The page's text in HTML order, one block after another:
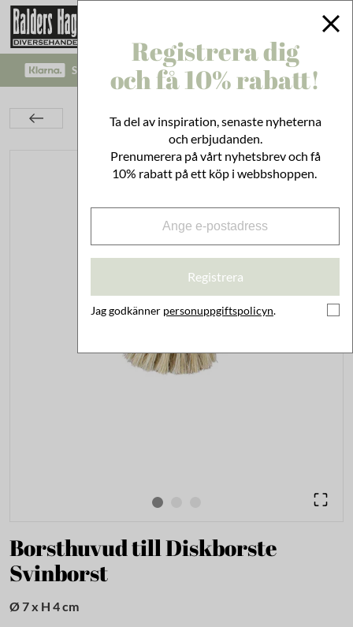
SÄKRA BETALNINGAR MED KLARNA CHECKOUT!
Borsthuvud till Diskborste Svinborst
Borsthuvud till Diskborste
Svinborst
Ø 7 x H 4 cm
Registrera dig
och få 10% rabatt!
Ta del av inspiration, senaste nyheterna
och erbjudanden.
Prenumerera på vårt nyhetsbrev och få
10% rabatt på ett köp i webbshoppen.
Registrera
Jag godkänner personuppgiftspolicyn.